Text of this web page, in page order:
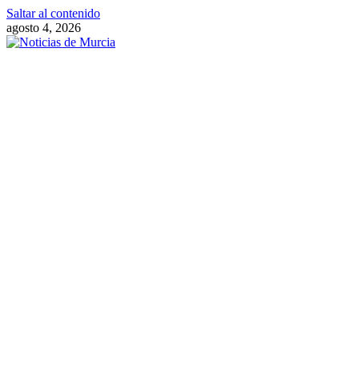
Saltar al contenido
agosto 4, 2026